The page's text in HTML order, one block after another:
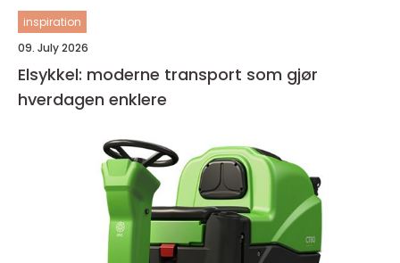
inspiration
09. July 2026
Elsykkel: moderne transport som gjør
hverdagen enklere